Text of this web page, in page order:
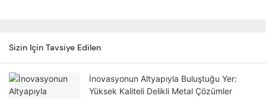
Sizin Için Tavsiye Edilen
İnovasyonun Altyapıyla Buluştuğu Yer:
Yüksek Kaliteli Delikli Metal Çözümler